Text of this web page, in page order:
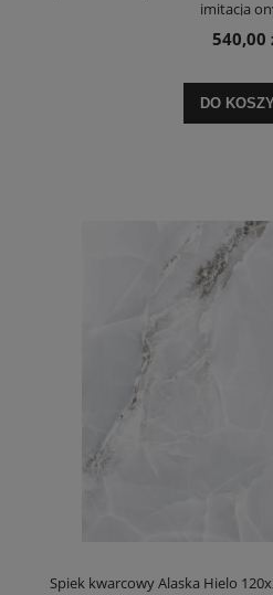
imitacja
540,00
DO
Spiek kwarcowy Alaska Hielo